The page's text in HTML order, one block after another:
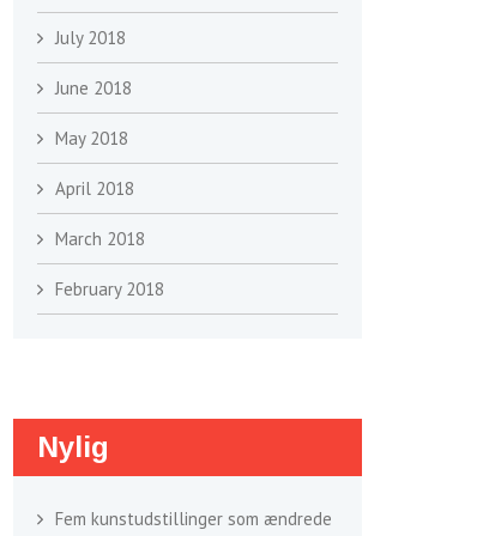
July 2018
June 2018
May 2018
April 2018
March 2018
February 2018
Nylig
Fem kunstudstillinger som ændrede